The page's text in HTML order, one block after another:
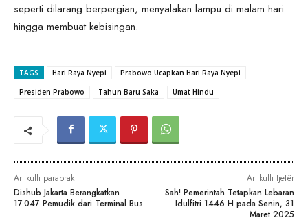
seperti dilarang berpergian, menyalakan lampu di malam hari
hingga membuat kebisingan.
TAGS Hari Raya Nyepi
Prabowo Ucapkan Hari Raya Nyepi
Presiden Prabowo
Tahun Baru Saka Umat Hindu
Artikulli paraprak
Dishub Jakarta Berangkatkan
17.047 Pemudik dari Terminal Bus
Artikulli tjetër
Sah! Pemerintah Tetapkan Lebaran
Idulfitri 1446 H pada Senin, 31
Maret 2025